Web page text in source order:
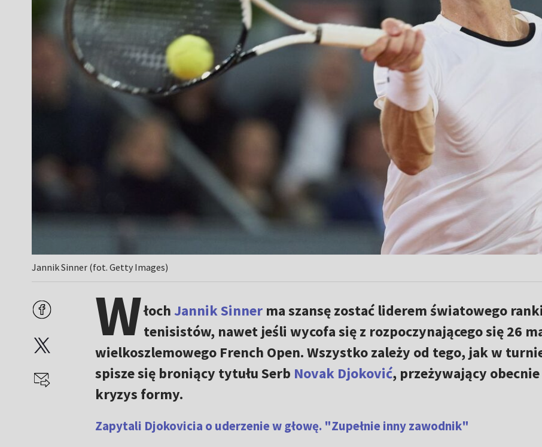
Jannik Sinner (fot. Getty Images)
WłochJannik Sinnerma szansę zostać liderem światowego
tenisistów, nawet jeśli wycofa się z rozpoczynającego się 26
wielkoszlemowego French Open. Wszystko zależy od tego, jak w
spisze się broniący tytułu Serb Novak Djoković, przeżywający obecnie
kryzys formy.
Zapytali Djokovicia o uderzenie w głowę. "Zupełnie inny zawodnik"